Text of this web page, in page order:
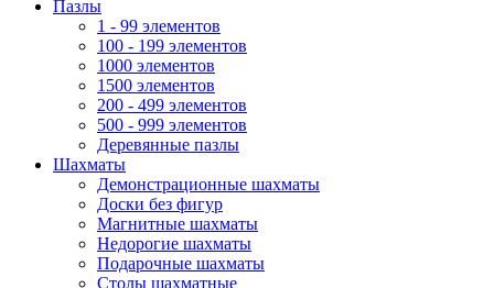
Пазлы
1 - 99 элементов
100 - 199 элементов
1000 элементов
1500 элементов
200 - 499 элементов
500 - 999 элементов
Деревянные пазлы
Шахматы
Демонстрационные шахматы
Доски без фигур
Магнитные шахматы
Недорогие шахматы
Подарочные шахматы
Столы шахматные